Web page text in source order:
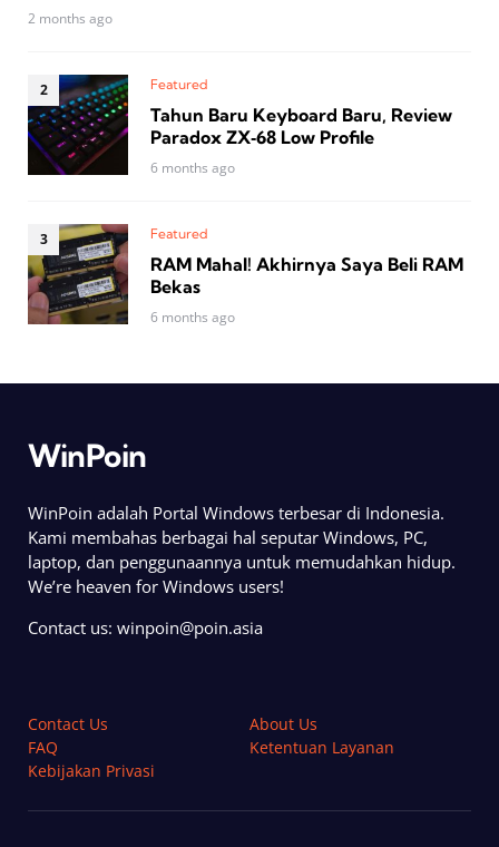
2 months ago
Featured
Tahun Baru Keyboard Baru, Review
Paradox ZX‑68 Low Profile
6 months ago
Featured
RAM Mahal! Akhirnya Saya Beli RAM
Bekas
6 months ago
WinPoin
WinPoin adalah Portal Windows terbesar di Indonesia.
Kami membahas berbagai hal seputar Windows, PC,
laptop, dan penggunaannya untuk memudahkan hidup.
We’re heaven for Windows users!
Contact us: winpoin@poin.asia
Contact Us
About Us
FAQ
Ketentuan Layanan
Kebijakan Privasi